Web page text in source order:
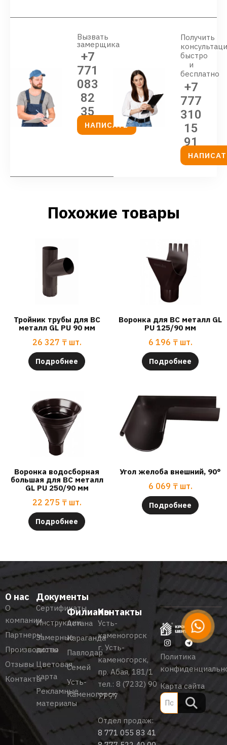
Вызвать
замерщика
+7
771
083
82
35
НАПИСАТЬ
Получить
быстро
и
бесплатно
+7
777
310
15
91
Похожие товары
Тройник трубы для ВС
металл GL PU 90 мм
26 327 ₸ шт.
Подробнее
Воронка для ВС металл GL
PU 125/90 мм
6 196 ₸ шт.
Подробнее
Воронка водосборная
большая для ВС металл
GL PU 250/90 мм
22 275 ₸ шт.
Подробнее
Угол желоба внешний, 90°
6 069 ₸ шт.
Подробнее
О нас
О
компании
Партнеры
Производство
Отзывы
Контакты
Документы
Сертификаты
Инструкции
Замерные
листы
Цветовая
карта
Рекламные
материалы
Филиалы
Астана
Караганда
Павлодар
Семей
Усть-
Каменогорск
Контакты
Усть-
каменогорск
г. Усть-
каменогорск,
пр. Абая, 181/1
тел.: 8 (7232) 90
77 77
Отдел продаж:
8 771 055 83 41
Политика
Карта сайта